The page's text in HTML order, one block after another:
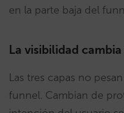
en la parte baja del
La visibilidad
Las tres capas no
funnel. Cambian de